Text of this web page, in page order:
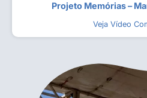
Projeto Memórias –
Veja Vídeo